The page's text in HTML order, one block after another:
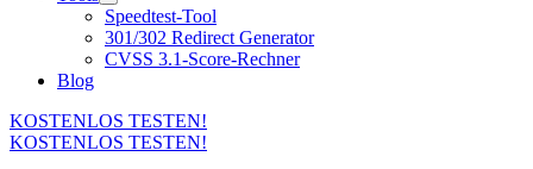
Speedtest-Tool
301/302 Redirect Generator
CVSS 3.1-Score-Rechner
Blog
KOSTENLOS TESTEN!
KOSTENLOS TESTEN!